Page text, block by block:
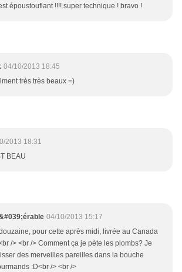
époustouflant !!!! super technique ! bravo !
04/10/2013 18:45
très très beaux =)
2013 18:31
BEAU
04/10/2013 15:17
pour cette après midi, livrée au Canada
/> <br /> Comment ça je pète les plombs? Je
des merveilles pareilles dans la bouche
:D<br /> <br />